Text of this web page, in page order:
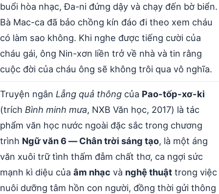
buổi hòa nhạc, Đa-ni đứng dậy và chạy đến bờ biển.
Bà Mac-ca đã bảo chồng kín đáo đi theo xem cháu
có làm sao không. Khi nghe được tiếng cười của
cháu gái, ông Nin-xơn liền trở về nhà và tin rằng
cuộc đời của cháu ông sẽ không trôi qua vô nghĩa.
Truyện ngắn Lẵng quả thông của Pao-tốp-xơ-ki
(trích Bình minh mưa, NXB Văn học, 2017) là tác
phẩm văn học nước ngoài đặc sắc trong chương
trình Ngữ văn 6 — Chân trời sáng tạo, là một áng
văn xuôi trữ tình thấm đẫm chất thơ, ca ngợi sức
mạnh kì diệu của âm nhạc và nghệ thuật trong việc
nuôi dưỡng tâm hồn con người, đồng thời gửi thông